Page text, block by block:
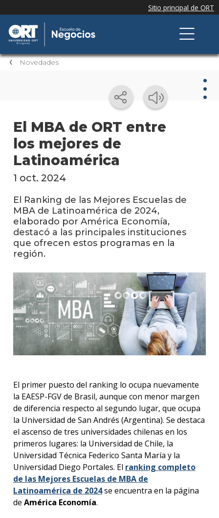
Novedades
El MBA de ORT entre
los mejores de
Latinoamérica
1 oct. 2024
El Ranking de las Mejores Escuelas de
MBA de Latinoamérica de 2024,
elaborado por América Economía,
destacó a las principales instituciones
que ofrecen estos programas en la
región.
El primer puesto del ranking lo ocupa nuevamente
la EAESP-FGV de Brasil, aunque con menor margen
de diferencia respecto al segundo lugar, que ocupa
la Universidad de San Andrés (Argentina). Se destaca
el ascenso de tres universidades chilenas en los
primeros lugares: la Universidad de Chile, la
Universidad Técnica Federico Santa María y la
Universidad Diego Portales. El ranking completo
de las Mejores Escuelas de MBA de
Latinoamérica de 2024se encuentra en la página
de América Economía.